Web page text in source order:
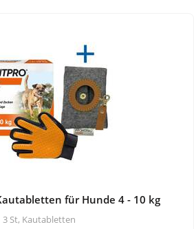
für Hunde 4 - 10 kg
3 St, Kautabletten